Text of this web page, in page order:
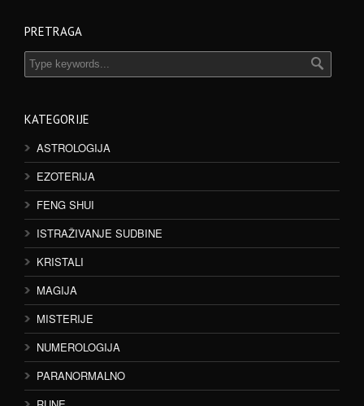
PRETRAGA
KATEGORIJE
ASTROLOGIJA
EZOTERIJA
FENG SHUI
ISTRAŽIVANJE SUDBINE
KRISTALI
MAGIJA
MISTERIJE
NUMEROLOGIJA
PARANORMALNO